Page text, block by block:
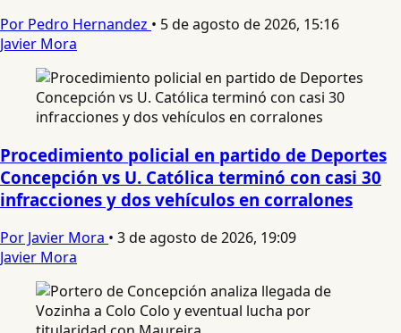
Por Pedro Hernandez • 5 de agosto de 2026, 15:16
Javier Mora
Procedimiento policial en partido de Deportes
Concepción vs U. Católica terminó con casi 30
infracciones y dos vehículos en corralones
Por Javier Mora • 3 de agosto de 2026, 19:09
Javier Mora